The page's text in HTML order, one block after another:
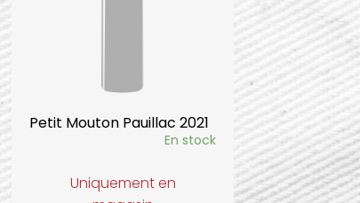
Petit Mouton Pauillac 2021
En stock
Uniquement en